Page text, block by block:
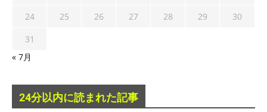
24
25 26 27 28 29
30
31
« 7月
24分以内に読まれた記事